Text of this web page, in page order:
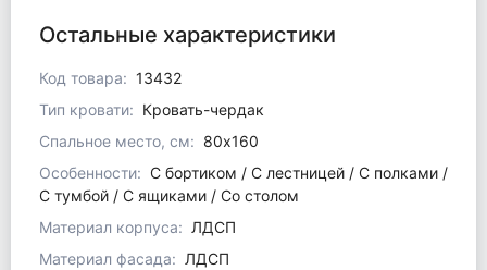
Остальные характеристики
Код товара: 13432
Тип кровати: Кровать-чердак
Спальное место, см: 80x160
Особенности: С бортиком / С лестницей / С полками /
С тумбой / С ящиками / Со столом
Материал корпуса: ЛДСП
Материал фасада: ЛДСП